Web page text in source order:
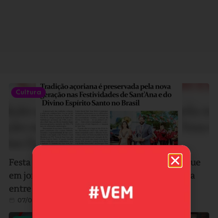
Cultura
Festa de Sant’Ana de Vila Nova ganha destaque
em jornal da Europa e reforça ligação histórica
entre Imbituba e Portugal
07/08/2026